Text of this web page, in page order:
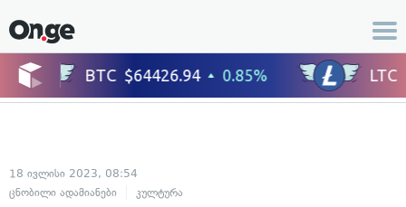
18 ივლისი 2023, 08:54
ცნობილი ადამიანები
კულტურა